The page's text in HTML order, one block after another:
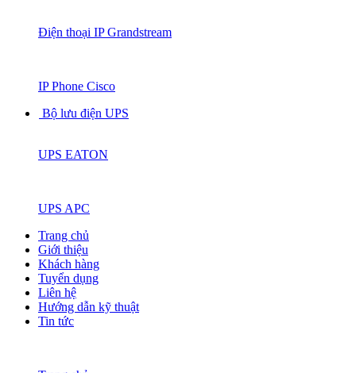
Điện thoại IP Grandstream
IP Phone Cisco
Bộ lưu điện UPS
UPS EATON
UPS APC
Trang chủ
Giới thiệu
Khách hàng
Tuyển dụng
Liên hệ
Hướng dẫn kỹ thuật
Tin tức